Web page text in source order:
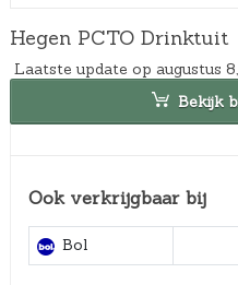
Hegen PCTO Drinktuit
Laatste update op augustus
Bekijk
Ook verkrijgbaar bij
Bol